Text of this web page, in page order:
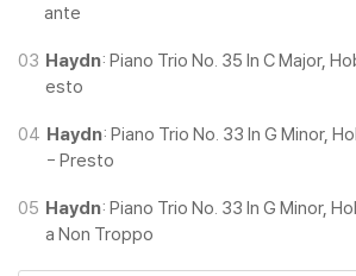
“As with volume one in their Haydn
w strict chronological order in favour of
m different periods ? the new disc
f encouraging listeners to join dots, find
at Haydn’s prescience.” - Sunday Times
ante
03 Haydn: Piano Trio No. 35 In C Major,
esto
04 Haydn: Piano Trio No. 33 In G Minor,
- Presto
05 Haydn: Piano Trio No. 33 In G Minor,
a Non Troppo